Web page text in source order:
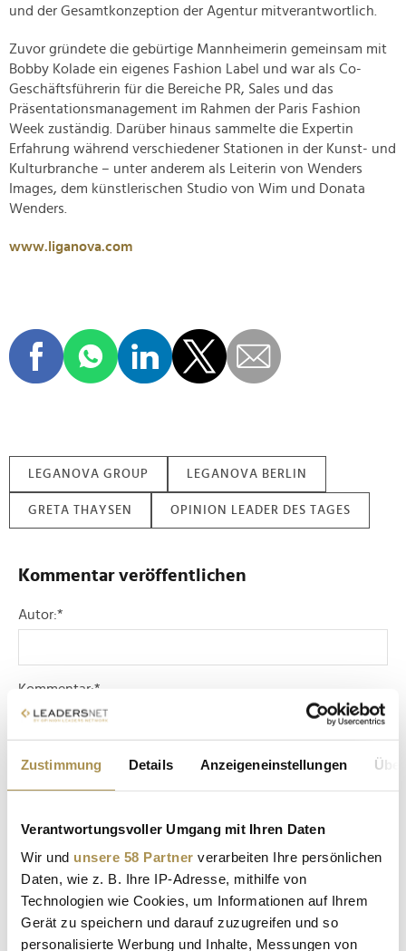
Zustimmung Details Anzeigeneinstellungen
Verantwortungsvoller Umgang mit Ihren Daten
Wir und unsere 58 Partner verarbeiten Ihre persönlichen
Daten, wie z. B. Ihre IP-Adresse, mithilfe von
Technologien wie Cookies, um Informationen auf Ihrem
Gerät zu speichern und darauf zuzugreifen und so
personalisierte Werbung und Inhalte, Messungen von
und der Gesamtkonzeption der Agentur mitverantwortlich.
Zuvor gründete die gebürtige Mannheimerin gemeinsam mit
Bobby Kolade ein eigenes Fashion Label und war als Co-
Geschäftsführerin für die Bereiche PR, Sales und das
Präsentationsmanagement im Rahmen der Paris Fashion
Week zuständig. Darüber hinaus sammelte die Expertin
Erfahrung während verschiedener Stationen in der Kunst- und
Kulturbranche – unter anderem als Leiterin von Wenders
Images, dem künstlerischen Studio von Wim und Donata
Wenders.
www.liganova.com
LEGANOVA GROUP LEGANOVA BERLIN
GRETA THAYSEN OPINION LEADER DES TAGES
Kommentar veröffentlichen
Autor:*
Kommentar:*